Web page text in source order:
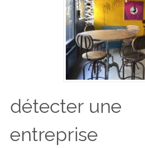
détecter une
entreprise